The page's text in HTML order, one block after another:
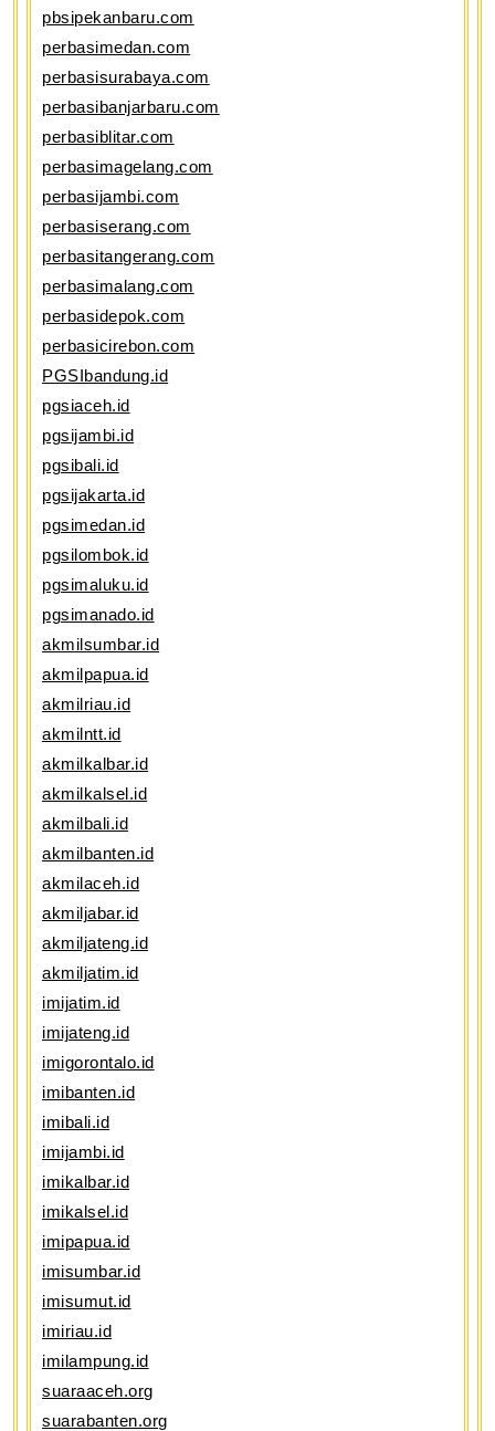
pbsipekanbaru.com
perbasimedan.com
perbasisurabaya.com
perbasibanjarbaru.com
perbasiblitar.com
perbasimagelang.com
perbasijambi.com
perbasiserang.com
perbasitangerang.com
perbasimalang.com
perbasidepok.com
perbasicirebon.com
PGSIbandung.id
pgsiaceh.id
pgsijambi.id
pgsibali.id
pgsijakarta.id
pgsimedan.id
pgsilombok.id
pgsimaluku.id
pgsimanado.id
akmilsumbar.id
akmilpapua.id
akmilriau.id
akmilntt.id
akmilkalbar.id
akmilkalsel.id
akmilbali.id
akmilbanten.id
akmilaceh.id
akmiljabar.id
akmiljateng.id
akmiljatim.id
imijatim.id
imijateng.id
imigorontalo.id
imibanten.id
imibali.id
imijambi.id
imikalbar.id
imikalsel.id
imipapua.id
imisumbar.id
imisumut.id
imiriau.id
imilampung.id
suaraaceh.org
suarabanten.org